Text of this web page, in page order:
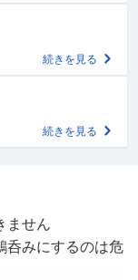
ころ興味は無いで
続きを見る
続きを見る
ません
呑みにするのは危